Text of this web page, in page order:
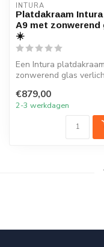
INTURA
Platdakraam Intura
A9 met zonwerend
☀️
Een Intura
zonwerend glas
€879,00
2-3 werkdagen